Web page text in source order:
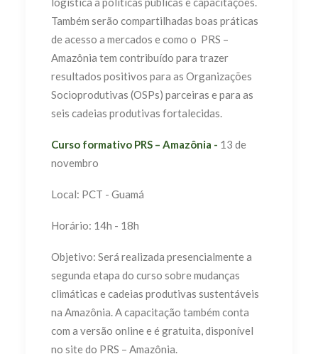
Também serão compartilhadas boas práticas
de acesso a mercados e como o PRS –
Amazônia tem contribuído para trazer
resultados positivos para as Organizações
Socioprodutivas (OSPs) parceiras e para as
seis cadeias produtivas fortalecidas.
Curso formativo PRS – Amazônia - 13 de
novembro
Local: PCT - Guamá
Horário: 14h - 18h
Objetivo: Será realizada presencialmente a
segunda etapa do curso sobre mudanças
climáticas e cadeias produtivas sustentáveis
na Amazônia. A capacitação também conta
com a versão online e é gratuita, disponível
no site do PRS – Amazônia.